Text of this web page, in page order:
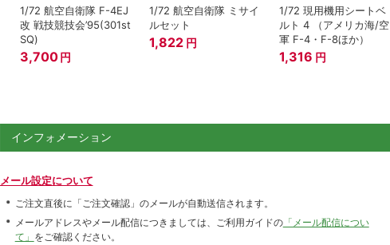
1/72 航空自衛隊 F-4EJ
改 戦技競技会’95(301st
SQ)
3,700 円
1/72 航空自衛隊 ミサイ
ルセット
1,822 円
1/72 現用機用シートベ
ルト 4 （アメリカ海/空
軍 F-4・F-8ほか）
1,316 円
インフォメーション
メール設定について
ご注文直後に「ご注文確認」のメールが自動送信されます。
メールアドレスやメール配信につきましては、ご利用ガイドの「メール配信につい
て」 をご確認ください。